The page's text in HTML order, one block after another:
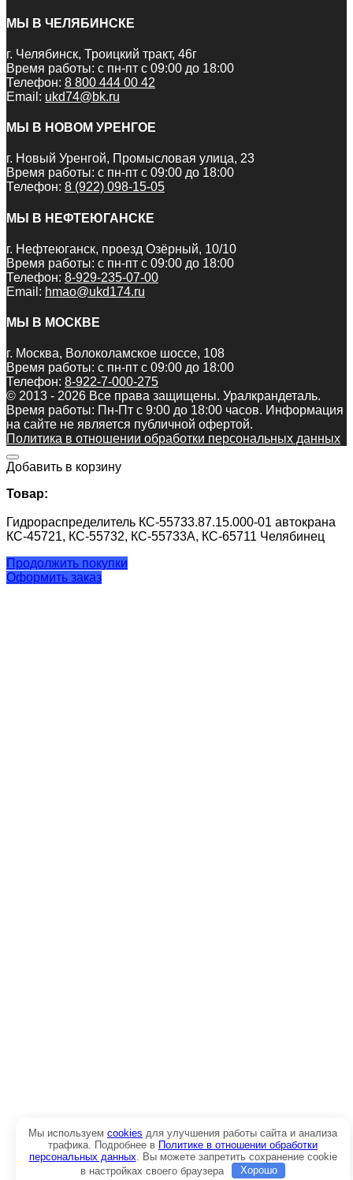
МЫ В ЧЕЛЯБИНСКЕ
г. Челябинск, Троицкий тракт, 46г
Время работы: с пн-пт с 09:00 до 18:00
Телефон: 8 800 444 00 42
Email: ukd74@bk.ru
МЫ В НОВОМ УРЕНГОЕ
г. Новый Уренгой, Промысловая улица, 23
Время работы: с пн-пт с 09:00 до 18:00
Телефон: 8 (922) 098-15-05
МЫ В НЕФТЕЮГАНСКЕ
г. Нефтеюганск, проезд Озёрный, 10/10
Время работы: с пн-пт с 09:00 до 18:00
Телефон: 8-929-235-07-00
Email: hmao@ukd174.ru
МЫ В МОСКВЕ
г. Москва, Волоколамское шоссе, 108
Время работы: с пн-пт с 09:00 до 18:00
Телефон: 8-922-7-000-275
© 2013 - 2026 Все права защищены. Уралкрандеталь.
Время работы: Пн-Пт c 9:00 до 18:00 часов. Информация
на сайте не является публичной офертой.
Политика в отношении обработки персональных данных
Добавить в корзину
Товар:
Гидрораспределитель КС-55733.87.15.000-01 автокрана
КС-45721, КС-55732, КС-55733А, КС-65711 Челябинец
Продолжить покупки
Оформить заказ
Мы используем cookies для улучшения работы сайта и анализа
трафика. Подробнее в Политике в отношении обработки
персональных данных . Вы можете запретить сохранение cookie
в настройках своего браузера
Хорошо